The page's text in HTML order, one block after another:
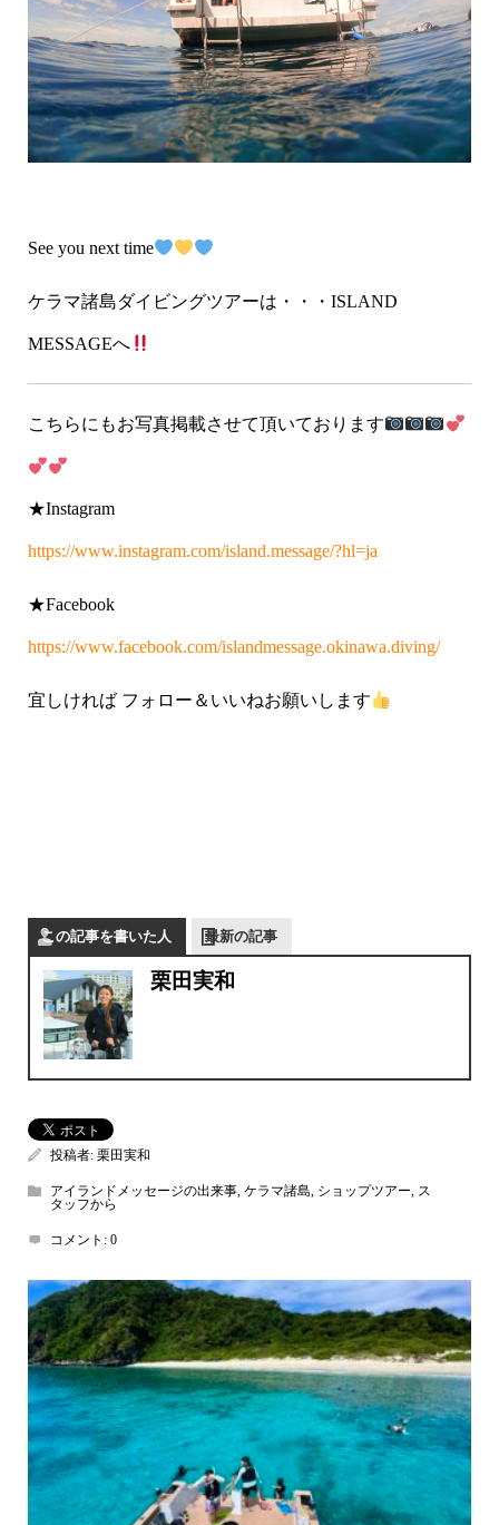
See you next time
ケラマ諸島ダイビングツアーは・・・ISLAND
MESSAGEへ
こちらにもお写真掲載させて頂いております
★Instagram
https://www.instagram.com/island.message/?hl=ja
★Facebook
https://www.facebook.com/islandmessage.okinawa.diving/
宜しければ フォロー＆いいねお願いします
この記事を書いた人 最新の記事
栗田実和
投稿者: 栗田実和
アイランドメッセージの出来事, ケラマ諸島, ショップツアー, ス
タッフから
コメント: 0